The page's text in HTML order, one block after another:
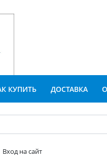
КУПИТЬ ДОСТАВКА
Вход на сайт